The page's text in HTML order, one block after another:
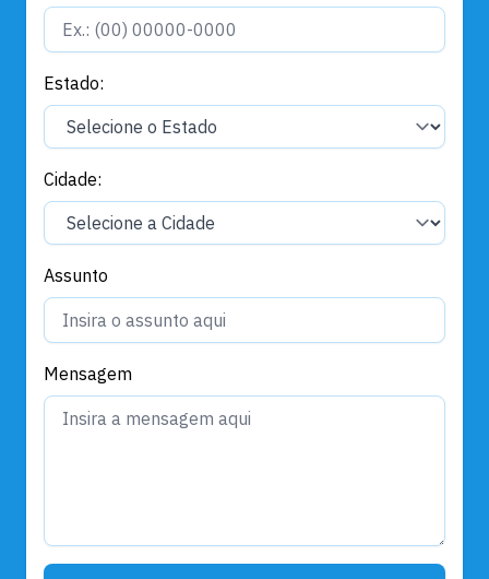
Estado:
Cidade:
Assunto
Mensagem